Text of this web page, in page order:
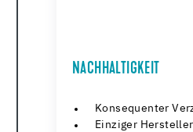
NACHHALTIGKEIT
Konsequenter
Einziger